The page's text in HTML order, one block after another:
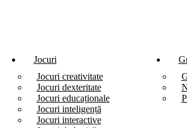
Jocuri
Jocuri creativitate
Jocuri dexteritate
Jocuri educaționale
Jocuri inteligență
Jocuri interactive